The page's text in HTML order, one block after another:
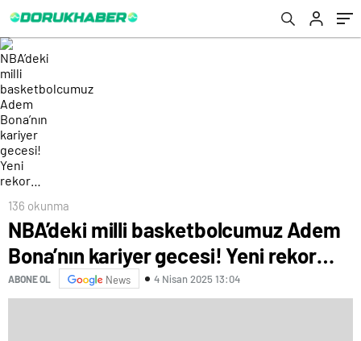
136 okunma
NBA’deki milli basketbolcumuz Adem
Bona’nın kariyer gecesi! Yeni rekor…
ABONE OL News 4 Nisan 2025 13:04